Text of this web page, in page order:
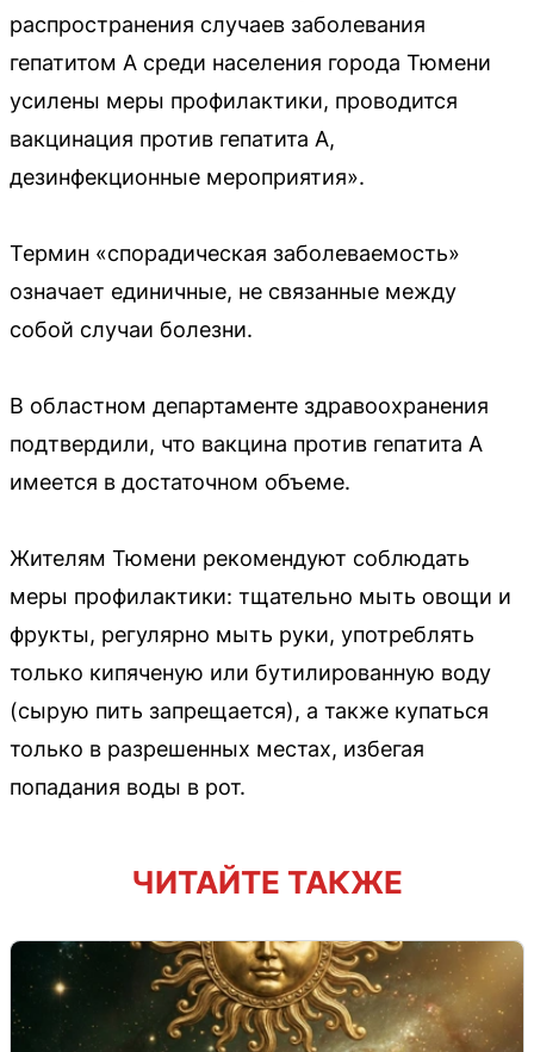
распространения случаев заболевания
гепатитом А среди населения города Тюмени
усилены меры профилактики, проводится
вакцинация против гепатита А,
дезинфекционные мероприятия».
Термин «спорадическая заболеваемость»
означает единичные, не связанные между
собой случаи болезни.
В областном департаменте здравоохранения
подтвердили, что вакцина против гепатита А
имеется в достаточном объеме.
Жителям Тюмени рекомендуют соблюдать
меры профилактики: тщательно мыть овощи и
фрукты, регулярно мыть руки, употреблять
только кипяченую или бутилированную воду
(сырую пить запрещается), а также купаться
только в разрешенных местах, избегая
попадания воды в рот.
ЧИТАЙТЕ ТАКЖЕ